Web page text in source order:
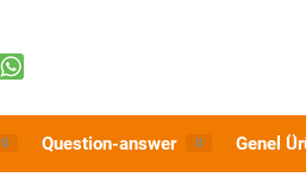
0 Question-answer 0 Genel